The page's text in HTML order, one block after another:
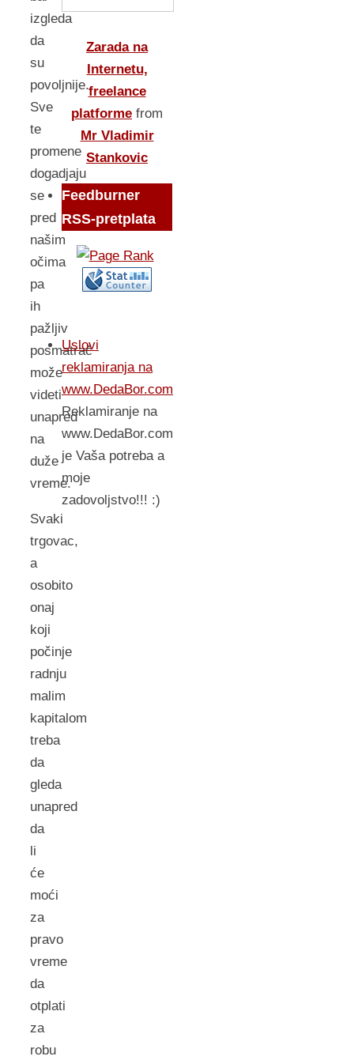
izgleda
da
su
povoljnije.
Sve
te
promene
dogadjaju
se
pred
našim
očima
pa
ih
pažljiv
posmatrač
može
videti
unapred
na
duže
vreme.
Svaki
trgovac,
a
osobito
onaj
koji
počinje
radnju
malim
kapitalom
treba
da
gleda
unapred
da
li
će
moći
za
pravo
vreme
da
otplati
za
robu
Zarada na
Internetu,
freelance
platforme from
Mr Vladimir
Stankovic
Feedburner
RSS-pretplata
Uslovi
reklamiranja na
www.DedaBor.com
Reklamiranje na
www.DedaBor.com
je Vaša potreba a
moje
zadovoljstvo!!! :)